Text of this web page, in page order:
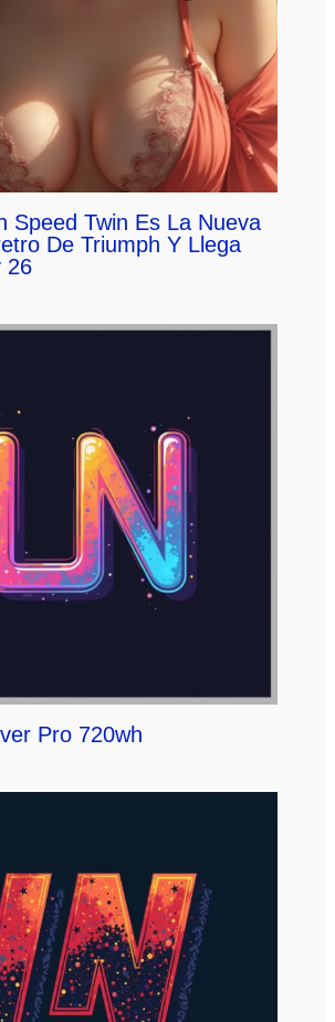
Speed Twin Es La Nueva
De Triumph Y Llega
26
Pro 720wh